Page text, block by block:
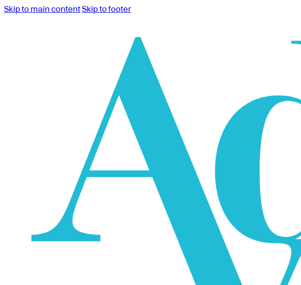
Skip to main contentSkip to footer